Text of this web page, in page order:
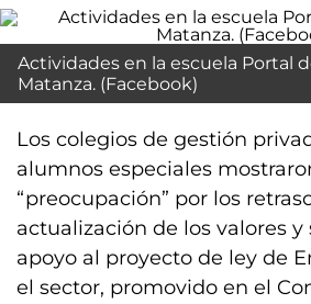
Actividades en la escuela Portal
Matanza. (Facebook)
Los colegios de gestión
alumnos especiales
“preocupación” por los
actualización de los valores y
apoyo al proyecto de ley de
el sector, promovido en el